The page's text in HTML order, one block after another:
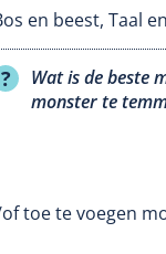
en beest, Taal
Wat is de beste
monster te
toe te voegen